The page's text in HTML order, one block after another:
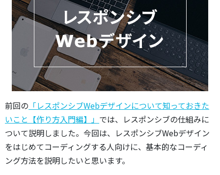
前回の 「レスポンシブWebデザインについて知っておきた
いこと【作り方入門編】」 では、レスポンシブの仕組みに
ついて説明しました。今回は、レスポンシブWebデザイン
をはじめてコーディングする人向けに、基本的なコーディ
ング方法を説明したいと思います。